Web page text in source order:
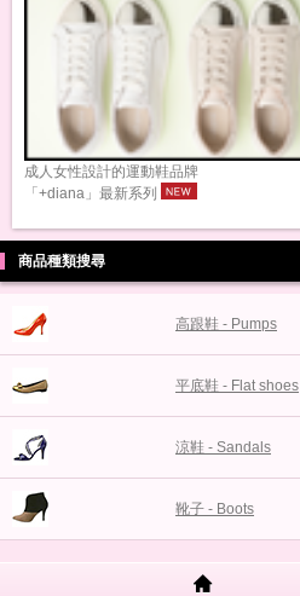
成人女性設計的運動鞋品牌
「+diana」最新系列
商品種類搜尋
高跟鞋 - Pumps
平底鞋 - Flat shoes
涼鞋 - Sandals
靴子 - Boots